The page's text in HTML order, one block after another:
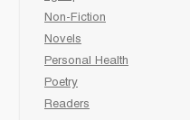
Non-Fiction
Novels
Personal Health
Poetry
Readers